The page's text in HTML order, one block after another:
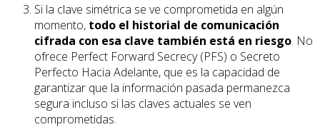
Si la clave simétrica se ve comprometida en algún
momento, todo el historial de comunicación
cifrada con esa clave también está en riesgo. No
ofrece Perfect Forward Secrecy (PFS) o Secreto
Perfecto Hacia Adelante, que es la capacidad de
garantizar que la información pasada permanezca
segura incluso si las claves actuales se ven
comprometidas.